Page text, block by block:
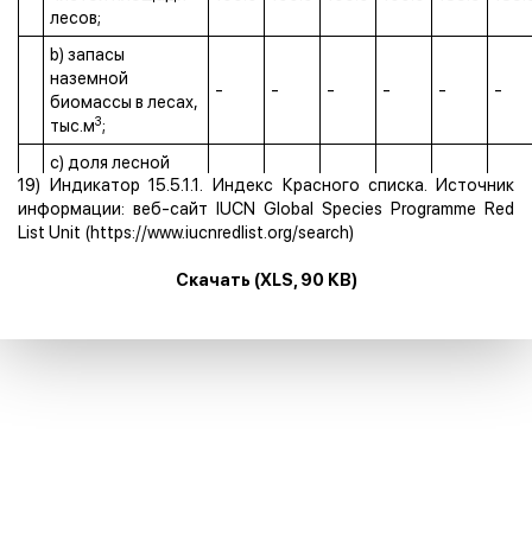
лесов;
b) запасы
наземной
биомассы в лесах,
тыс.м3;
- - - - - -
c) доля лесной
площади,
находящейся в
охраняемых
74.4 76.1 78.0 78.4 79.3 80.0
лесов, в
19) Индикатор 15.5.1.1. Индекс Красного списка. Источник
информации: веб-сайт IUCN Global Species Programme Red
List Unit (https://www.iucnredlist.org/search)
Скачать (XLS, 90 КВ)